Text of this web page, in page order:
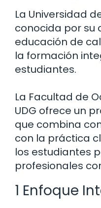
La Universidad
conocida por su
educación de
la formación
estudiantes.
La Facultad de
UDG ofrece un
que combina
con la práctica
los estudiantes
profesionales
1 Enfoque